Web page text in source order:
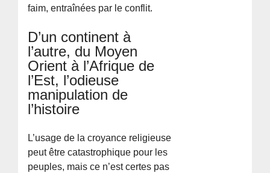
faim, entraînées par le conflit.
D’un continent à
l’autre, du Moyen
Orient à l’Afrique de
l’Est, l’odieuse
manipulation de
l’histoire
L’usage de la croyance religieuse
peut être catastrophique pour les
peuples, mais ce n’est certes pas